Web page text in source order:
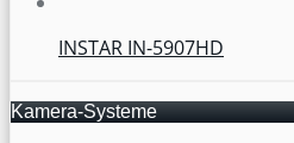
INSTAR IN-5907HD
Kamera-Systeme